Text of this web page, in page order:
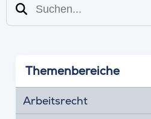
Suchen
Themenbereiche
Arbeitsrecht